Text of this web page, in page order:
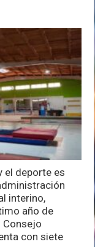
el deporte es
interino,
año de
Consejo
con siete